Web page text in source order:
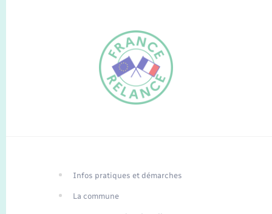
Traduction du
Infos pratiques et démarches
La commune